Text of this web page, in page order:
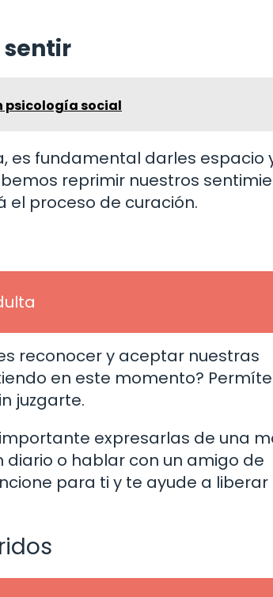
psicología social
es fundamental darles espacio
reprimir nuestros
el proceso de curación.
reconocer y aceptar nuestras
en este momento?
juzgarte.
expresarlas de una
diario o hablar con un amigo de
para ti y te ayude a liberar